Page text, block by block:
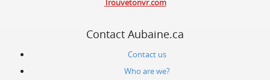
Trouvetonvr.com
Contact Aubaine.ca
Contact us
Who are we?